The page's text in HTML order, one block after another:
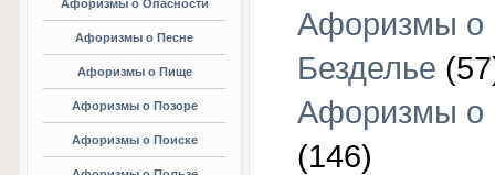
Афоризмы о Опасности
Афоризмы о Песне
Афоризмы о Пище
Афоризмы о Позоре
Афоризмы о Поиске
Афоризмы о
Безделье
Афоризмы о
(146)